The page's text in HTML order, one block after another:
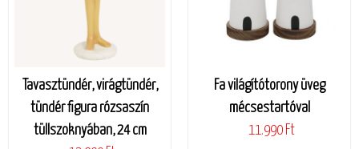
Tavasztündér, virágtündér,
tündér figura rózsaszín
tüllszoknyában, 24 cm
Fa világítótorony üveg
mécsestartóval
11.990 Ft